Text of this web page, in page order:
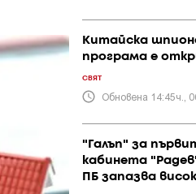
Китайска
програма е
СВЯТ
Обновена 14:45ч.,
"Галъп" за
кабинета
ПБ запазва